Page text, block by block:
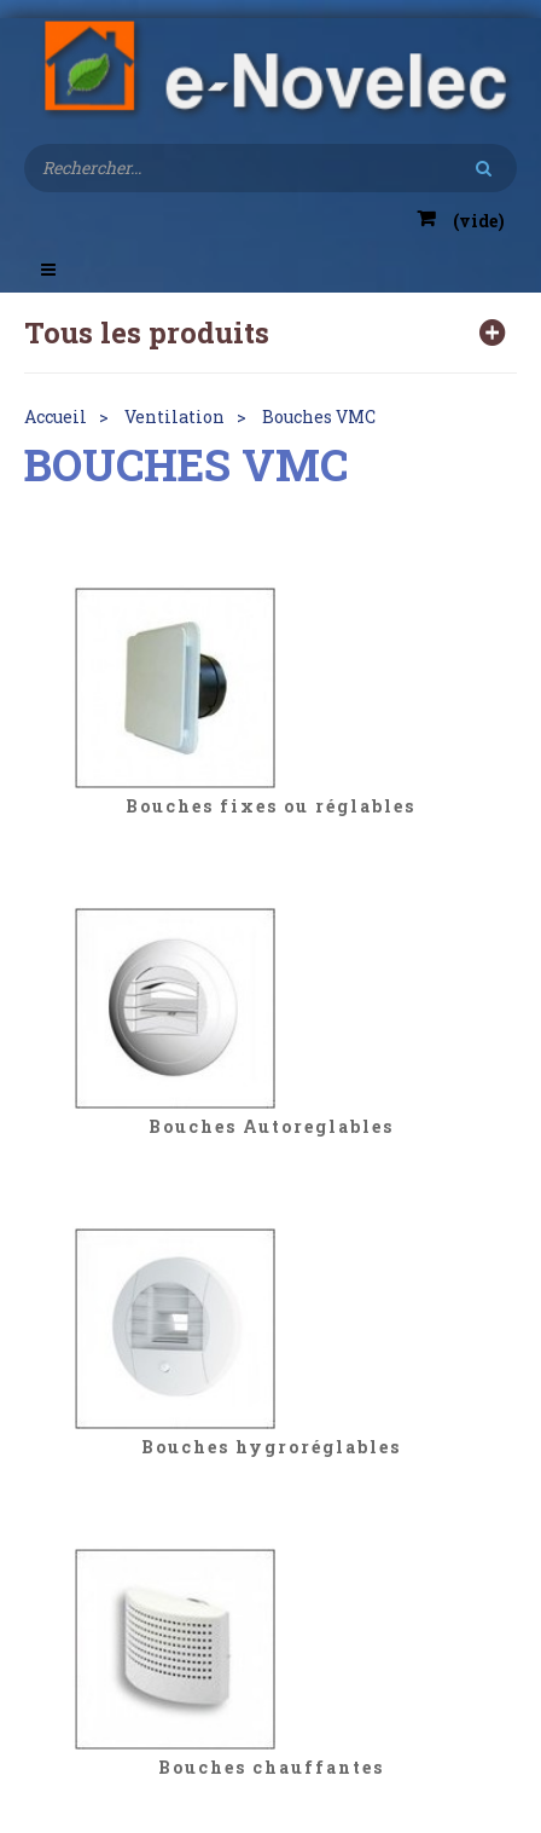
(vide)
Toggle
navigation
Tous les produits
Accueil Ventilation Bouches VMC
BOUCHES VMC
Bouches fixes ou réglables
Bouches Autoreglables
Bouches hygroréglables
Bouches chauffantes